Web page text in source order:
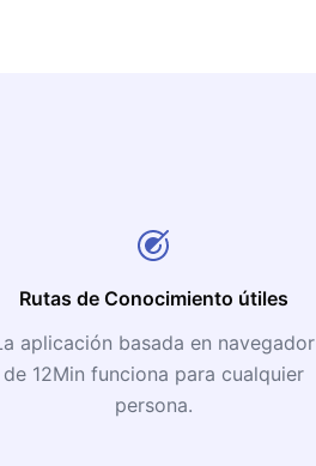
Rutas de Conocimiento útiles
aplicación basada en navegador
de 12Min funciona para cualquier
persona.